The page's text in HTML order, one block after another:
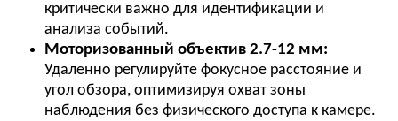
критически важно для идентификации и
анализа событий.
Моторизованный объектив 2.7-12 мм:
Удаленно регулируйте фокусное расстояние и
угол обзора, оптимизируя охват зоны
наблюдения без физического доступа к камере.